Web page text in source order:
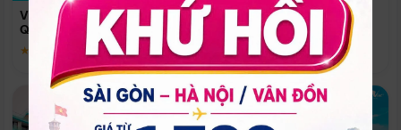
Vinpearl Resort & Spa Phu
Quoc
★ 5.0
Quoc
Phú Quốc
★ 5.0